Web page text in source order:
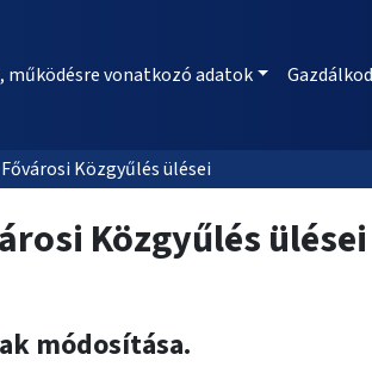
működésre vonatkozó adatok
Közgyűlés ülései
Közgyűlés ülései
módosítása.